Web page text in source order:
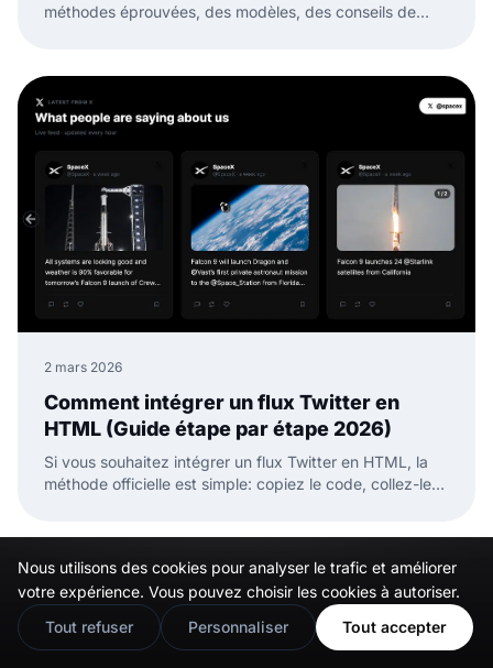
méthodes éprouvées, des modèles, des conseils de
2 mars 2026
Comment intégrer un flux Twitter en
HTML (Guide étape par étape 2026)
Si vous souhaitez intégrer un flux Twitter en HTML, la
méthode officielle est simple: copiez le code, collez-le
Nous utilisons des cookies pour analyser le trafic et améliorer
votre expérience. Vous pouvez choisir les cookies à autoriser.
Tout refuser
Personnaliser Tout accepter
🇬🇧Would you prefer this site in English?
View in English